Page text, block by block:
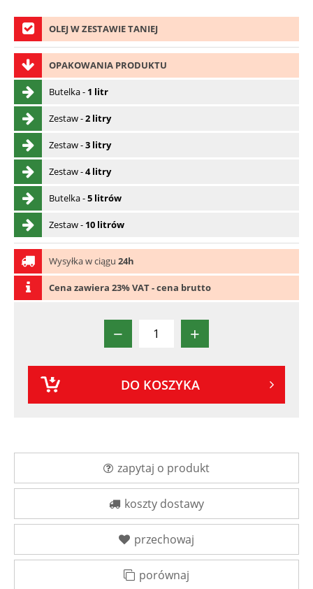
OLEJ W ZESTAWIE TANIEJ
OPAKOWANIA PRODUKTU
Butelka - 1 litr
Zestaw -2 litry
Zestaw -3 litry
Zestaw -4 litry
Butelka -5 litrów
Zestaw - 10 litrów
Wysyłka w ciągu 24h
Cena zawiera 23% VAT - cena brutto
+
−
DO KOSZYKA
zapytaj o produkt
koszty dostawy
przechowaj
porównaj